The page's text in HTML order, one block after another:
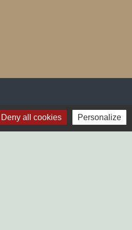
Deny all cookies Personalize